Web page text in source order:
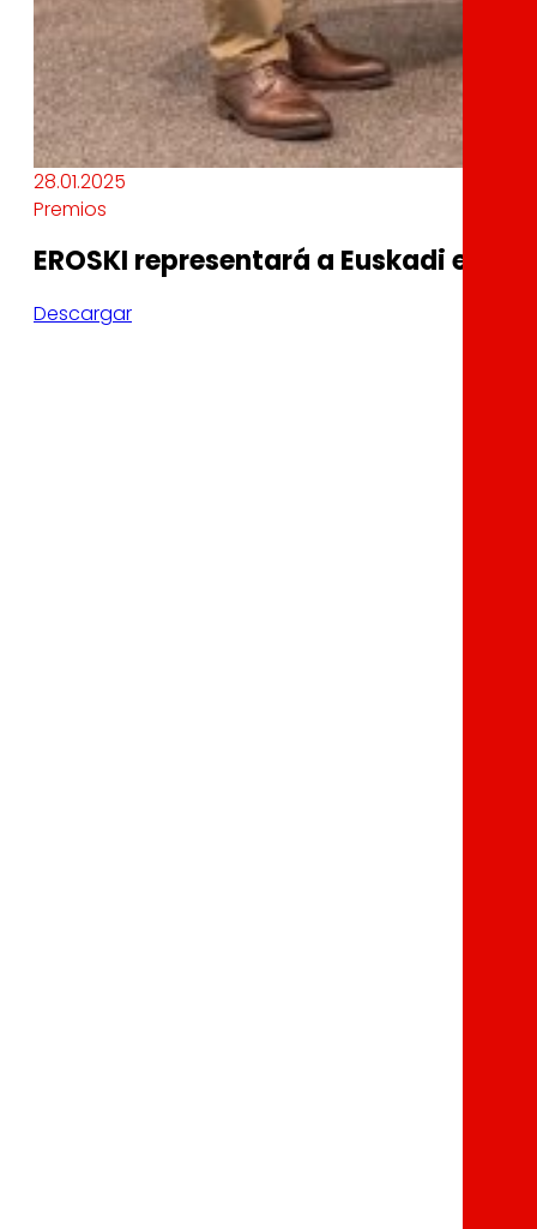
28.01.2025
Premios
EROSKI representará a Euskadi en
Descargar